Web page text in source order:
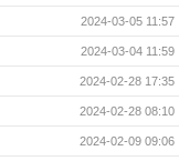
2024-03-05 11:57
2024-03-04 11:59
2024-02-28 17:35
2024-02-28 08:10
2024-02-09 09:06